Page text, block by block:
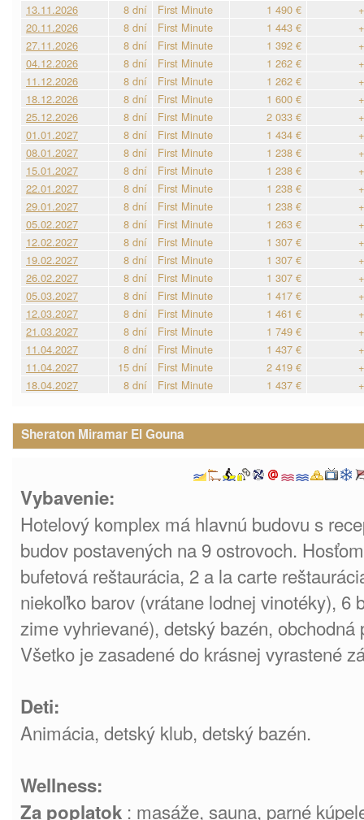
13.11.2026
8 dní First Minute 1 490 €
20.11.2026
8 dní First Minute 1 443 €
27.11.2026
8 dní First Minute 1 392 €
04.12.2026
8 dní First Minute 1 262 €
11.12.2026
8 dní First Minute 1 262 €
18.12.2026
8 dní First Minute 1 600 €
25.12.2026
8 dní First Minute 2 033 €
01.01.2027
8 dní First Minute 1 434 €
08.01.2027
8 dní First Minute 1 238 €
15.01.2027
8 dní First Minute 1 238 €
22.01.2027
8 dní First Minute 1 238 €
29.01.2027
8 dní First Minute 1 238 €
05.02.2027
8 dní First Minute 1 263 €
12.02.2027
8 dní First Minute 1 307 €
19.02.2027
8 dní First Minute 1 307 €
26.02.2027
8 dní First Minute 1 307 €
05.03.2027
8 dní First Minute 1 417 €
12.03.2027
8 dní First Minute 1 461 €
21.03.2027
8 dní First Minute 1 749 €
11.04.2027
8 dní First Minute 1 437 €
11.04.2027
15 dní First Minute 2 419 €
18.04.2027
8 dní First Minute 1 437 €
Sheraton Miramar El Gouna
Vybavenie:
Hotelový komplex má hlavnú budovu s
budov postavených na 9 ostrovoch.
bufetová reštaurácia, 2 a la carte
niekoľko barov (vrátane lodnej vinotéky), 6
zime vyhrievané), detský bazén, obchodná
Všetko je zasadené do krásnej vyrastené
Deti:
Animácia, detský klub, detský bazén.
Wellness:
Za poplatok : masáže, sauna, parné